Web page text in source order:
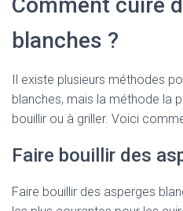
blanches ?
Il existe plusieurs méthodes
blanches, mais la méthode la
bouillir ou à griller. Voici
Faire bouillir des
Faire bouillir des asperges